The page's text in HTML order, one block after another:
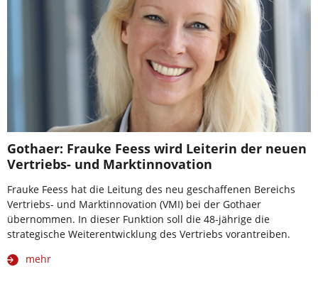
Gothaer: Frauke Feess wird Leiterin der neuen
Vertriebs- und Marktinnovation
Frauke Feess hat die Leitung des neu geschaffenen Bereichs
Vertriebs- und Marktinnovation (VMI) bei der Gothaer
übernommen. In dieser Funktion soll die 48-jährige die
strategische Weiterentwicklung des Vertriebs vorantreiben.
mehr